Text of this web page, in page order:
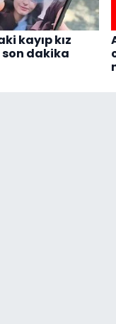
kayıp kız
son dakika